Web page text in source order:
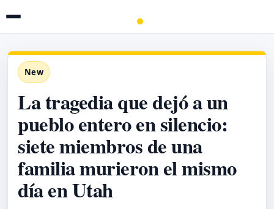
New
La tragedia que dejó a un
pueblo entero en silencio:
siete miembros de una
familia murieron el mismo
día en Utah